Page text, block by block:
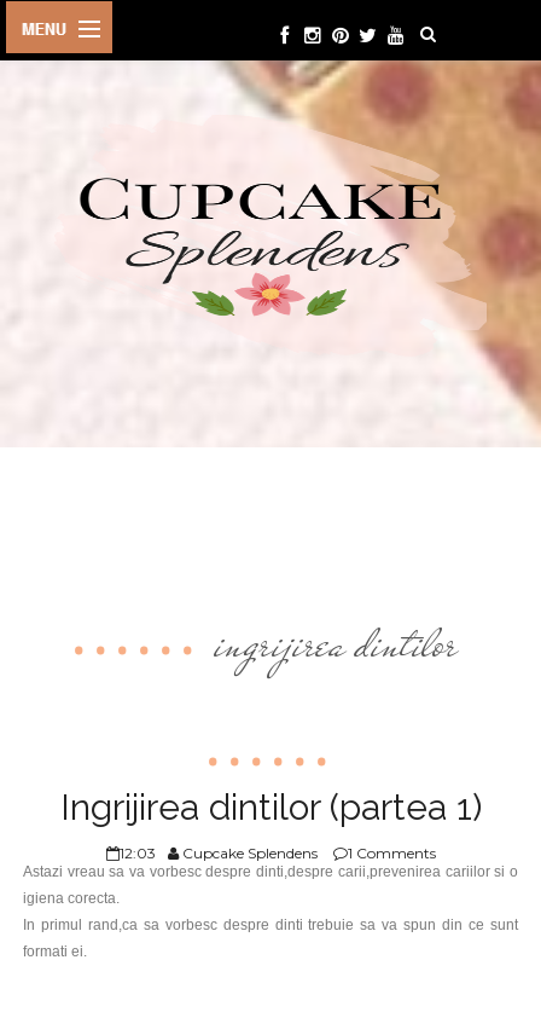
BEAUTY
CONTACT
ingrijirea dintilor
Ingrijirea dintilor (partea 1)
12:03 Cupcake Splendens 1 Comments
Astazi vreau sa va vorbesc despre dinti,despre carii,prevenirea cariilor si o
igiena corecta.
In primul rand,ca sa vorbesc despre dinti trebuie sa va spun din ce sunt
formati ei.